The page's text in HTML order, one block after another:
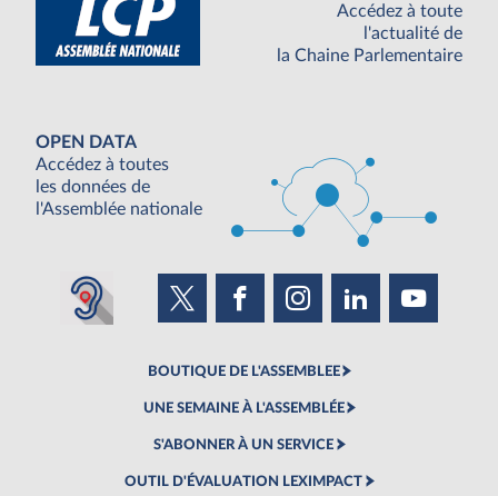
Accédez à toute
l'actualité de
la Chaine Parlementaire
OPEN DATA
Accédez à toutes
les données de
l'Assemblée nationale
BOUTIQUE DE L'ASSEMBLEE
UNE SEMAINE À L'ASSEMBLÉE
S'ABONNER À UN SERVICE
OUTIL D'ÉVALUATION LEXIMPACT